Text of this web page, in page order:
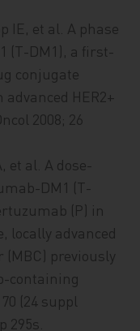
IE, et al. A phase
(T-DM1), a first-
conjugate
HER2+
2008; 26
et al. A dose-
DM1 (T-
(P) in
locally advanced
previously
containing
(24 suppl
295s.